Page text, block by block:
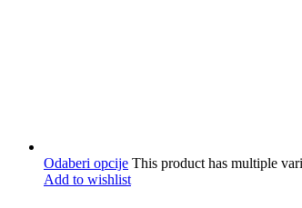
Odaberi opcije This product has multiple
Add to wishlist